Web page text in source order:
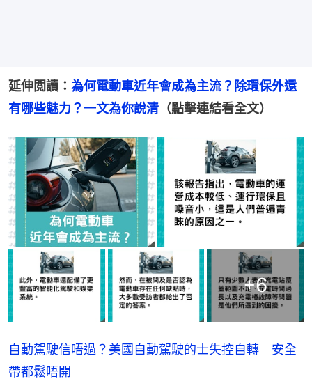
延伸閲讀： 為何電動車近年會成為主流？除環保外還
有哪些魅力？一文為你說清 （點擊連結看全文）
+6
自動駕駛信唔過？美國自動駕駛的士失控自轉 安全
帶都鬆唔開